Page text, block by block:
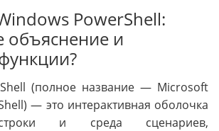
PowerShell:
объяснение и
(полное название — Microsoft
— это интерактивная оболочка
и среда сценариев,